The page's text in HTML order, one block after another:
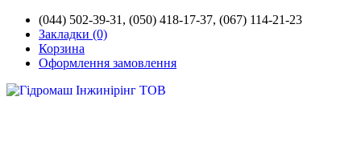
(044) 502-39-31, (050) 418-17-37, (067) 114-21-23
Закладки (0)
Корзина
Оформлення замовлення